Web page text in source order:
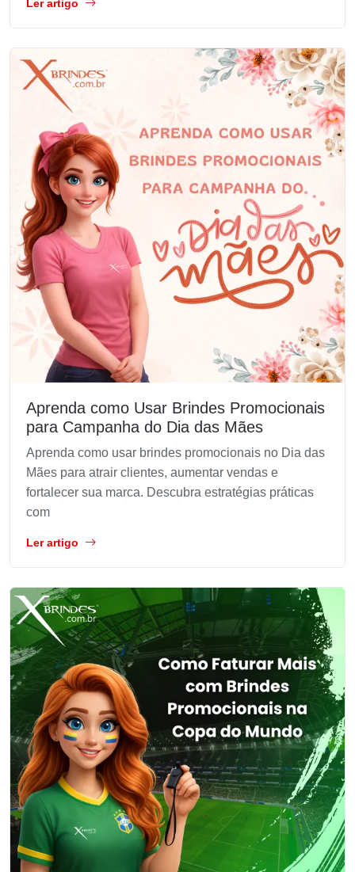
Ler artigo
Aprenda como Usar Brindes Promocionais
para Campanha do Dia das Mães
Aprenda como usar brindes promocionais no Dia das
Mães para atrair clientes, aumentar vendas e
fortalecer sua marca. Descubra estratégias práticas
com
Ler artigo